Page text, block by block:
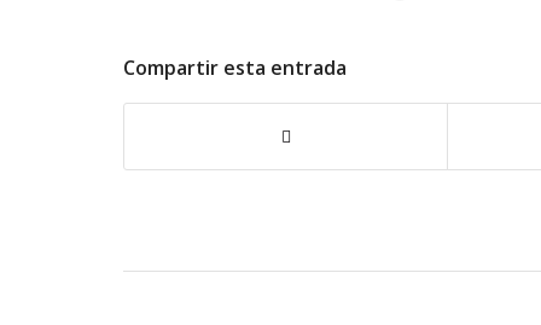
Compartir esta entrada